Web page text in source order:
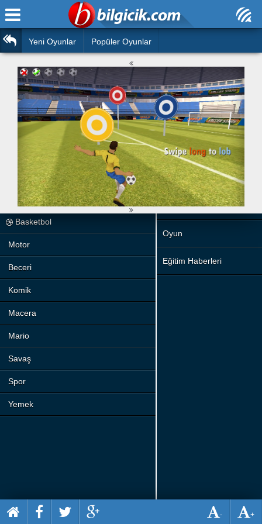
Araba
Barbie
Boyama
Futbol
Angry Birds
Silah
Basketbol
Motor
Beceri
Komik
Macera
Mario
Savaş
Spor
Yemek
Ana Sayfa
Bilmeceler
Bulmacalar
Deyimler
Duvar Yazıları
Hızlı Okuma Testi
Hesaplamalar
Oyun
Eğitim Haberleri
Yeni Oyunlar Popüler Oyunlar
+
-